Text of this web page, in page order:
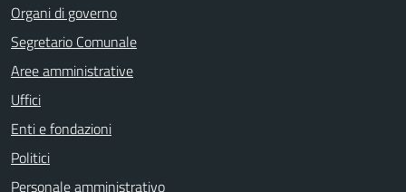
Organi di governo
Segretario Comunale
Aree amministrative
Uffici
Enti e fondazioni
Politici
Personale amministrativo